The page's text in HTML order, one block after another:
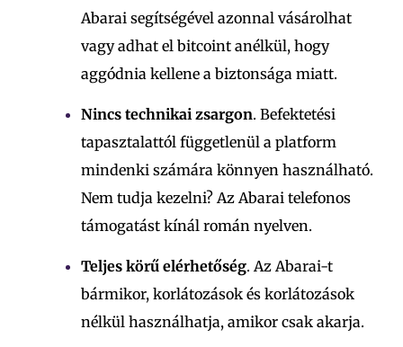
Abarai segítségével azonnal vásárolhat
vagy adhat el bitcoint anélkül, hogy
aggódnia kellene a biztonsága miatt.
Nincs technikai zsargon. Befektetési
tapasztalattól függetlenül a platform
mindenki számára könnyen használható.
Nem tudja kezelni? Az Abarai telefonos
támogatást kínál román nyelven.
Teljes körű elérhetőség. Az Abarai-t
bármikor, korlátozások és korlátozások
nélkül használhatja, amikor csak akarja.